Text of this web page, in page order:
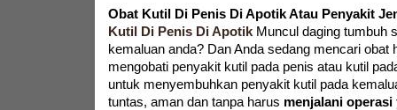
Obat Kutil Di Penis Di Apotik Atau Penyakit
Kutil Di Penis Di Apotik Muncul daging tumbuh
kemaluan anda? Dan Anda sedang mencari obat
mengobati penyakit kutil pada penis atau kutil
untuk menyembuhkan penyakit kutil pada
tuntas, aman dan tanpa harus menjalani operasi